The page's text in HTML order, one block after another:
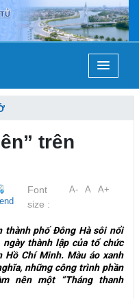
trên
Font
size :
A- A A+
thành phố Đông Hà sôi nổi
thành lập của tổ chức
Chí Minh. Màu áo xanh
những công trình phần
nên một
“Tháng thanh